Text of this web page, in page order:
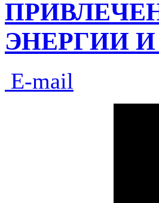
ЭНЕРГИИ
E-mail